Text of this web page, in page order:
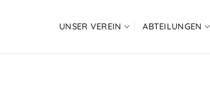
UNSER VEREIN ABTEILUNGEN